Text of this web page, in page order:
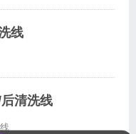
线
清洗线